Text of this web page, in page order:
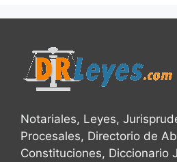
Notariales, Leyes,
Procesales, Directorio de
Constituciones, Diccionario